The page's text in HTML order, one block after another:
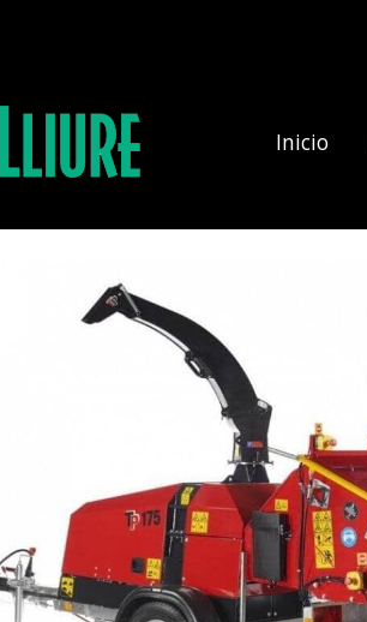
Inicio
TP175MOBILE